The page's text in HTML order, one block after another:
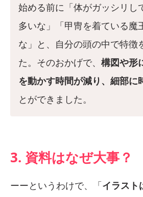
始める前に「体がガッシリし
多いな」「甲冑を着ている魔
な」と、自分の頭の中で特徴
た。そのおかげで、 構図や形
を動かす時間が減り、細部に
とができました。
3. 資料はなぜ大事？
ーーというわけで、「イラスト